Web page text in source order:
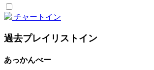
チャートイン
過去プレイリストイン
あっかんべー